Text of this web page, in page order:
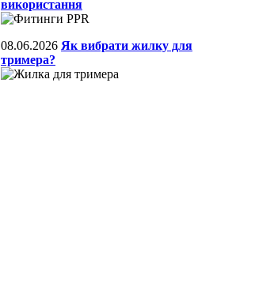
використання
08.06.2026 Як вибрати жилку для
тримера?